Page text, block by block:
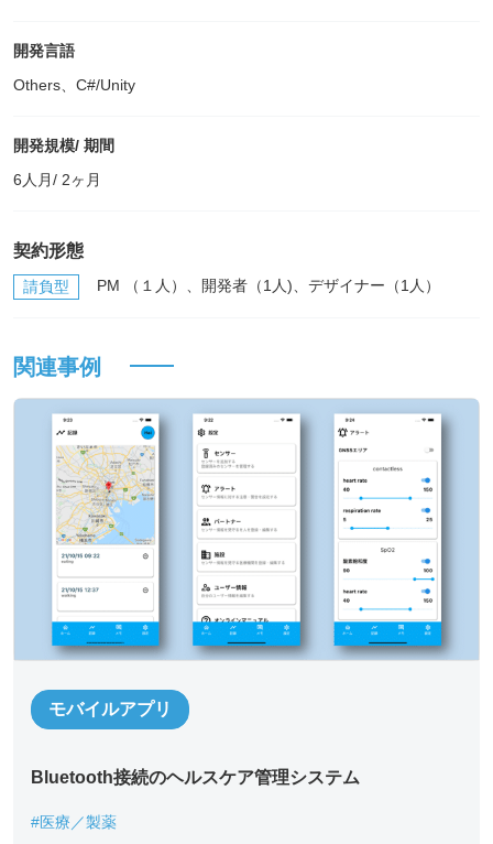
*必須記入事項
貴社名*
お名前*
開発言語
Others、C#/Unity
開発規模/ 期間
6人月/ 2ヶ月
契約形態
請負型 PM （１人）、開発者（1人)、デザイナー（1人）
関連事例
モバイルアプリ
Bluetooth接続のヘルスケア管理システム
#医療／製薬